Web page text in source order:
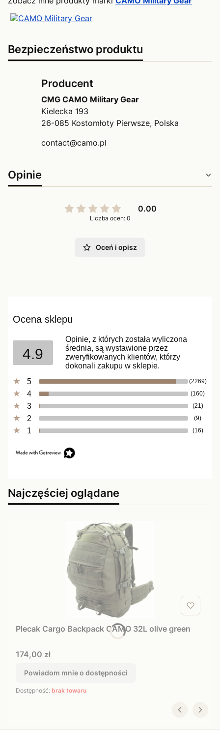
Bezpieczeństwo produktu
Producent
CMG CAMO Military Gear
Kielecka 193
26-085 Kostomłoty Pierwsze, Polska
contact@camo.pl
Opinie
0.00
Liczba ocen: 0
Oceń i opisz
Ocena sklepu
4.9
Opinie, z których została wyliczona
średnia, są wystawione przez
zweryfikowanych klientów, którzy
dokonali zakupu w sklepie.
5
(2269)
4 (160)
3 (21)
2 (9)
1 (16)
Najczęściej oglądane
Plecak Cargo Backpack CAMO 32L olive green
Cena
174,00 zł
Powiadom mnie o dostępności
Dostępność: brak towaru